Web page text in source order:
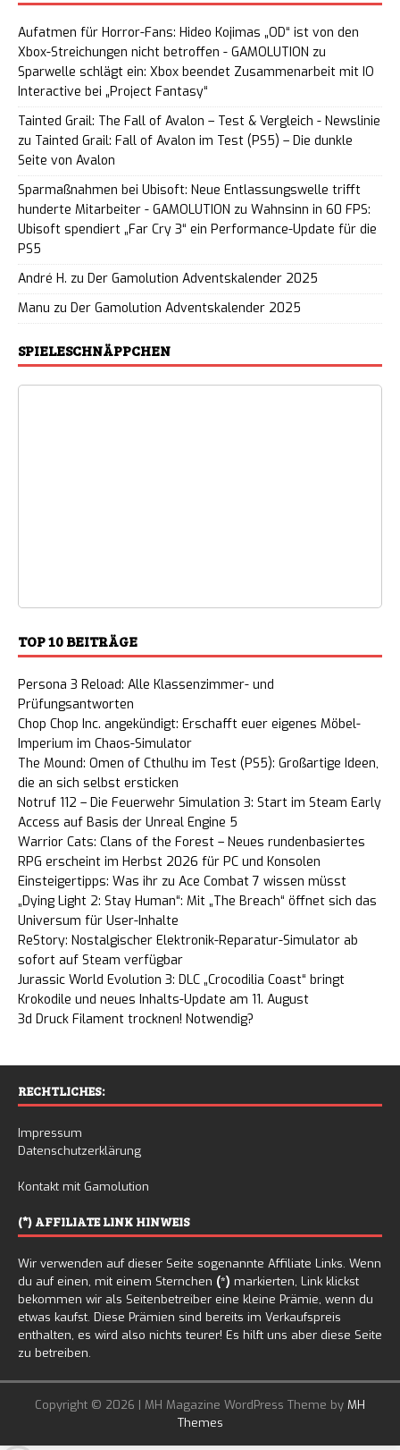
Aufatmen für Horror-Fans: Hideo Kojimas „OD“ ist von den
Xbox-Streichungen nicht betroffen - GAMOLUTION zu
Sparwelle schlägt ein: Xbox beendet Zusammenarbeit mit IO
Interactive bei „Project Fantasy“
Tainted Grail: The Fall of Avalon – Test & Vergleich - Newslinie
zu Tainted Grail: Fall of Avalon im Test (PS5) – Die dunkle
Seite von Avalon
Sparmaßnahmen bei Ubisoft: Neue Entlassungswelle trifft
hunderte Mitarbeiter - GAMOLUTION zu Wahnsinn in 60 FPS:
Ubisoft spendiert „Far Cry 3“ ein Performance-Update für die
PS5
André H. zu Der Gamolution Adventskalender 2025
Manu zu Der Gamolution Adventskalender 2025
SPIELESCHNÄPPCHEN
TOP 10 BEITRÄGE
Persona 3 Reload: Alle Klassenzimmer- und
Prüfungsantworten
Chop Chop Inc. angekündigt: Erschafft euer eigenes Möbel-
Imperium im Chaos-Simulator
The Mound: Omen of Cthulhu im Test (PS5): Großartige Ideen,
die an sich selbst ersticken
Notruf 112 – Die Feuerwehr Simulation 3: Start im Steam Early
Access auf Basis der Unreal Engine 5
Warrior Cats: Clans of the Forest – Neues rundenbasiertes
RPG erscheint im Herbst 2026 für PC und Konsolen
Einsteigertipps: Was ihr zu Ace Combat 7 wissen müsst
„Dying Light 2: Stay Human“: Mit „The Breach“ öffnet sich das
Universum für User-Inhalte
ReStory: Nostalgischer Elektronik-Reparatur-Simulator ab
sofort auf Steam verfügbar
Jurassic World Evolution 3: DLC „Crocodilia Coast“ bringt
Krokodile und neues Inhalts-Update am 11. August
3d Druck Filament trocknen! Notwendig?
RECHTLICHES:
Impressum
Datenschutzerklärung
Kontakt mit Gamolution
(*) AFFILIATE LINK HINWEIS
Wir verwenden auf dieser Seite sogenannte Affiliate Links. Wenn
du auf einen, mit einem Sternchen (*) markierten, Link klickst
bekommen wir als Seitenbetreiber eine kleine Prämie, wenn du
etwas kaufst. Diese Prämien sind bereits im Verkaufspreis
enthalten, es wird also nichts teurer! Es hilft uns aber diese Seite
zu betreiben.
Copyright © 2026 | MH Magazine WordPress Theme by MH
Themes